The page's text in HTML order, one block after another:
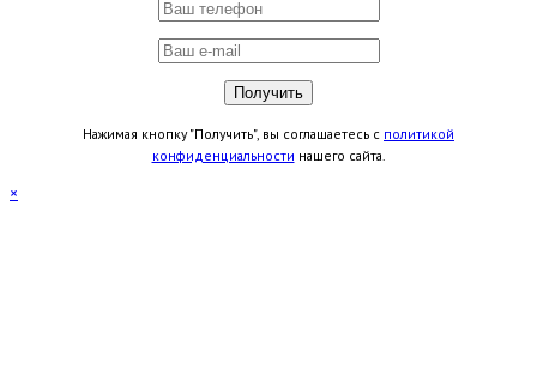
Нажимая кнопку "Получить", вы соглашаетесь с политикой
конфиденциальности нашего сайта.
×